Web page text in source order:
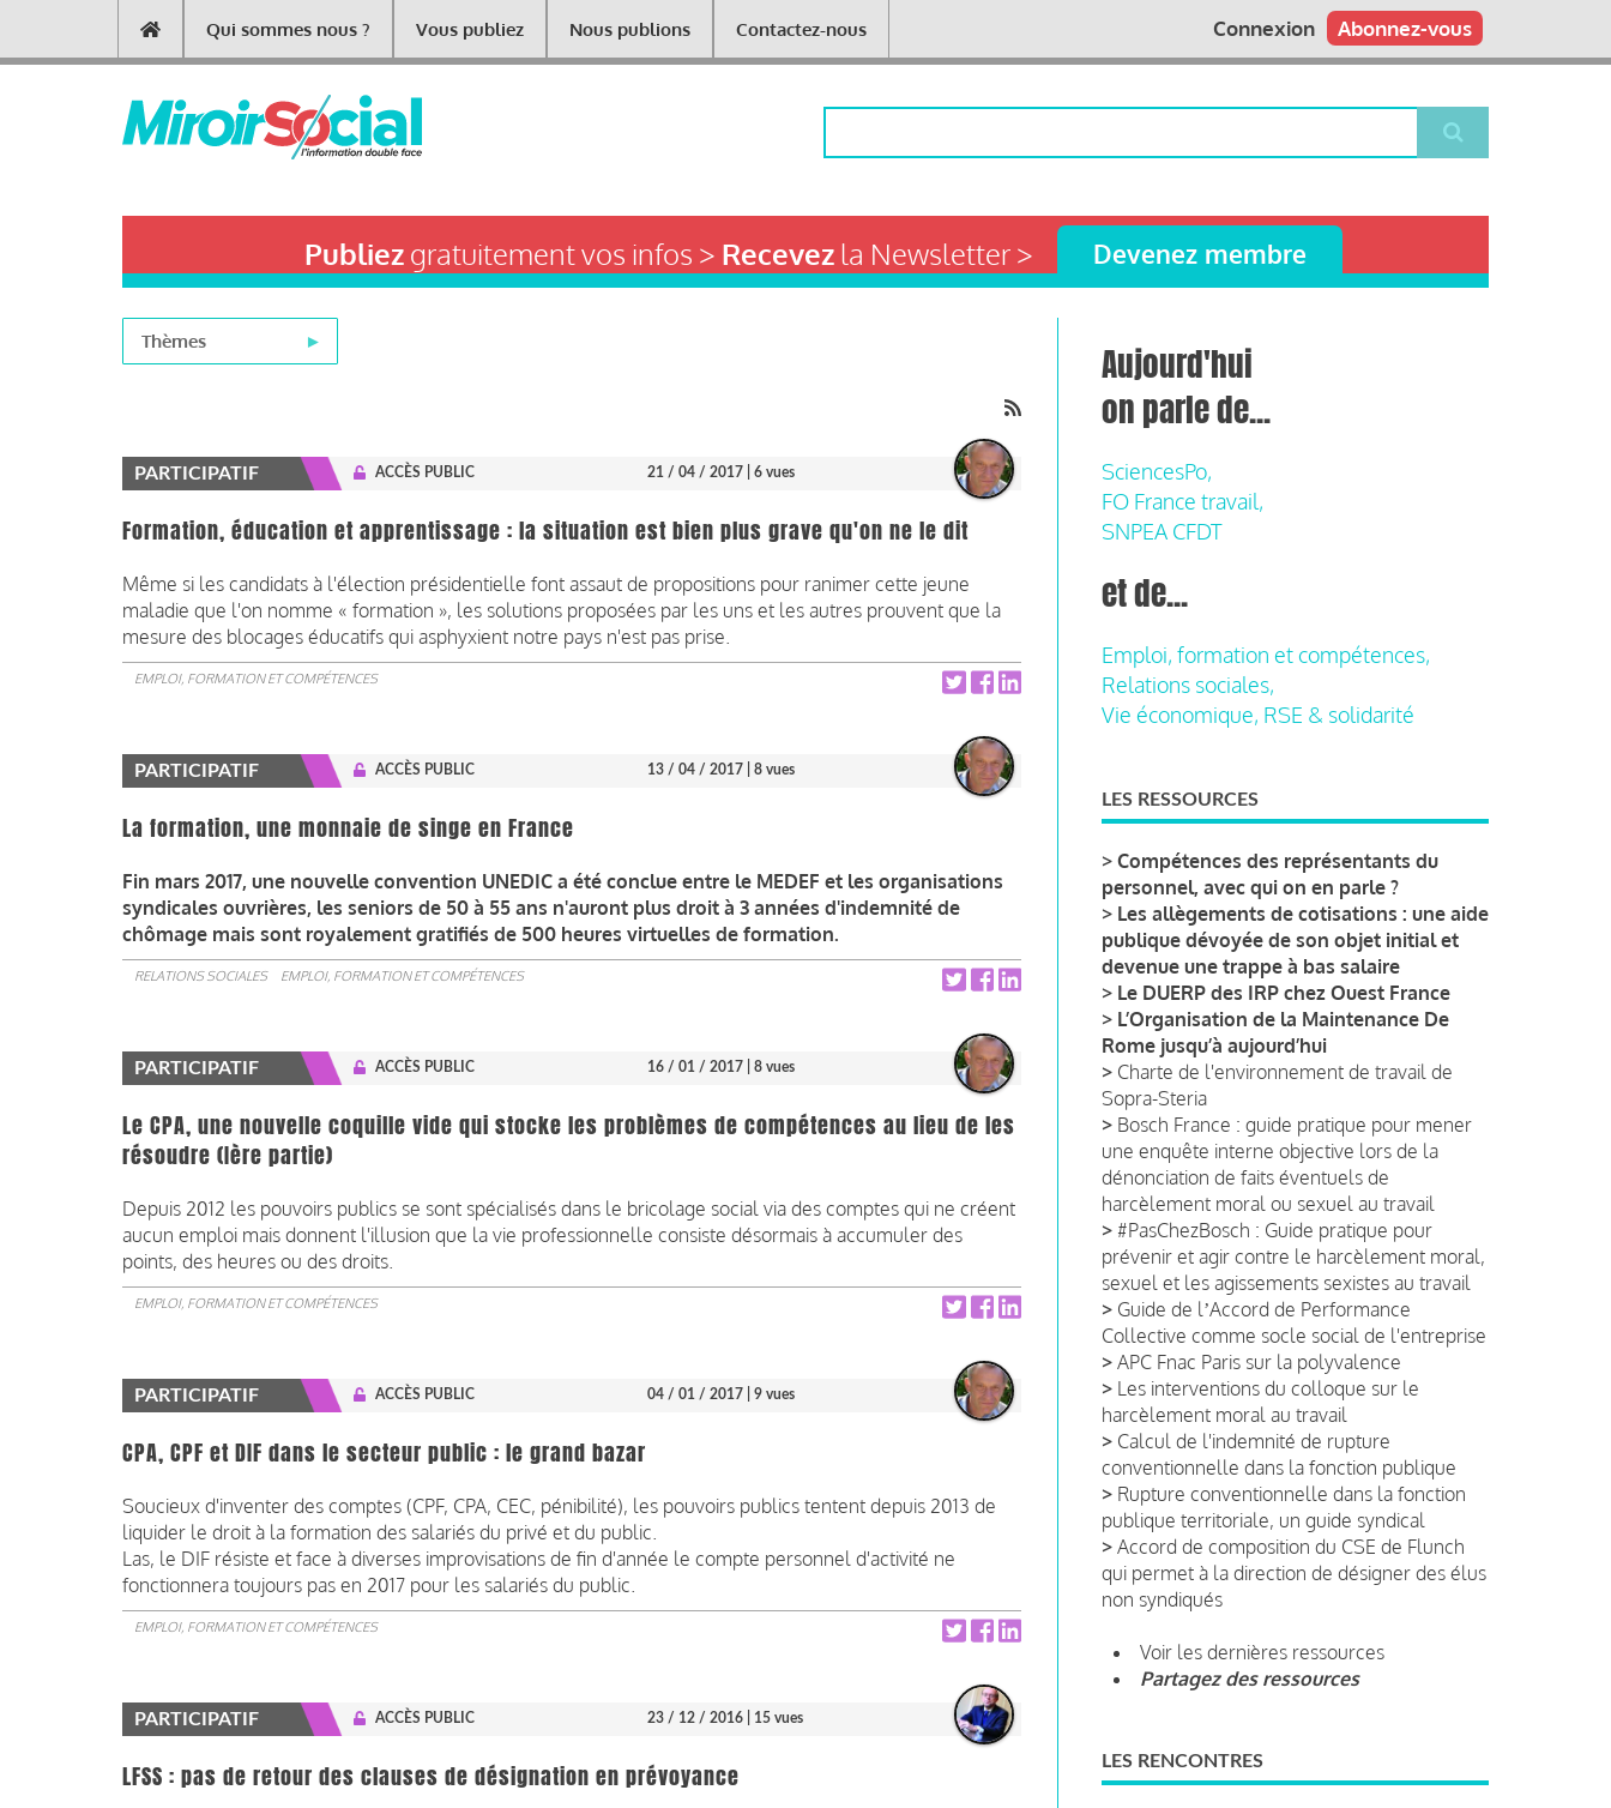
contenu
Main
navigation
Qui sommes nous ? Vous publiez Nous publions Contactez-nous Abonnez-vous
Connexion
Publiezgratuitement vos infos > Recevezla Newsletter > Devenez membre
Thèmes
PARTICIPATIF ACCÈS PUBLIC 21 / 04 / 2017 | 6 vues
Formation, éducation et apprentissage : la situation est bien plus grave qu'on ne le dit
Même si les candidats à l'élection présidentielle font assaut de propositions pour ranimer cette jeune
maladie que l'on nomme « formation », les solutions proposées par les uns et les autres prouvent que la
mesure des blocages éducatifs qui asphyxient notre pays n'est pas prise.
EMPLOI, FORMATION ET COMPÉTENCES
PARTICIPATIF ACCÈS PUBLIC 13 / 04 / 2017 | 8 vues
La formation, une monnaie de singe en France
Fin mars 2017, une nouvelle convention UNEDIC a été conclue entre le MEDEF et les organisations
syndicales ouvrières, les seniors de 50 à 55 ans n'auront plus droit à 3 années d'indemnité de
chômage mais sont royalement gratifiés de 500 heures virtuelles de formation.
RELATIONS SOCIALES EMPLOI, FORMATION ET COMPÉTENCES
PARTICIPATIF ACCÈS PUBLIC 16 / 01 / 2017 | 8 vues
Le CPA, une nouvelle coquille vide qui stocke les problèmes de compétences au lieu de les
résoudre (Ière partie)
Depuis 2012 les pouvoirs publics se sont spécialisés dans le bricolage social via des comptes qui ne créent
aucun emploi mais donnent l'illusion que la vie professionnelle consiste désormais à accumuler des
points, des heures ou des droits.
EMPLOI, FORMATION ET COMPÉTENCES
PARTICIPATIF ACCÈS PUBLIC 04 / 01 / 2017 | 9 vues
CPA, CPF et DIF dans le secteur public : le grand bazar
Soucieux d'inventer des comptes (CPF, CPA, CEC, pénibilité), les pouvoirs publics tentent depuis 2013 de
liquider le droit à la formation des salariés du privé et du public.
Las, le DIF résiste et face à diverses improvisations de fin d'année le compte personnel d'activité ne
fonctionnera toujours pas en 2017 pour les salariés du public.
EMPLOI, FORMATION ET COMPÉTENCES
PARTICIPATIF ACCÈS PUBLIC 23 / 12 / 2016 | 15 vues
LFSS : pas de retour des clauses de désignation en prévoyance
Aujourd'hui
on parle de...
SciencesPo,
FO France travail,
SNPEA CFDT
et de...
Emploi, formation et compétences,
Relations sociales,
Vie économique, RSE & solidarité
LES RESSOURCES
> Compétences des représentants du
personnel, avec qui on en parle ?
> Les allègements de cotisations : une aide
publique dévoyée de son objet initial et
devenue une trappe à bas salaire
> Le DUERP des IRP chez Ouest France
> L’Organisation de la Maintenance De
Rome jusqu’à aujourd’hui
> Charte de l'environnement de travail de
Sopra-Steria
> Bosch France : guide pratique pour mener
une enquête interne objective lors de la
dénonciation de faits éventuels de
harcèlement moral ou sexuel au travail
> #PasChezBosch : Guide pratique pour
prévenir et agir contre le harcèlement moral,
sexuel et les agissements sexistes au travail
> Guide de lʼAccord de Performance
Collective comme socle social de l'entreprise
> APC Fnac Paris sur la polyvalence
> Les interventions du colloque sur le
harcèlement moral au travail
> Calcul de l'indemnité de rupture
conventionnelle dans la fonction publique
> Rupture conventionnelle dans la fonction
publique territoriale, un guide syndical
> Accord de composition du CSE de Flunch
qui permet à la direction de désigner des élus
non syndiqués
Voir les dernières ressources
Partagez des ressources
LES RENCONTRES